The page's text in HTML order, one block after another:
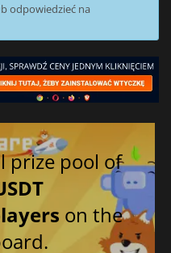
odpowiedzieć na
prize pool of
on the